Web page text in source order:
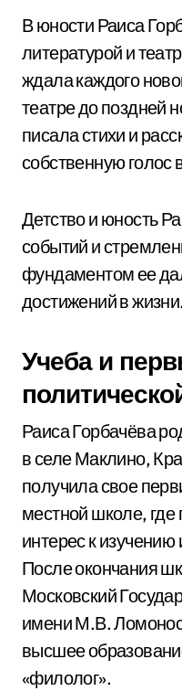
В юности Раиса
литературой и
ждала каждого
театре до поздней
писала стихи и
собственную голос
Детство и юность
событий и
фундаментом ее
достижений в
Учеба и
Раиса Горбачёва
в селе Маклино,
получила свое
местной школе,
интерес к
После окончания
Московский
имени М.В.
высшее
«филолог».